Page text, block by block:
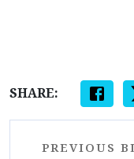
SHARE:
PREVIOUS